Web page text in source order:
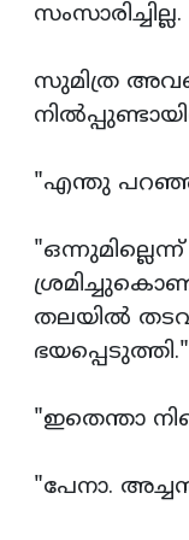
സംസാരിച്ചില്ല.
സുമിത്ര
"എന്തു
തലയില്‍
ഭയപ്പെടുത്തി."
"ഇതെന്താ
"പേനാ.